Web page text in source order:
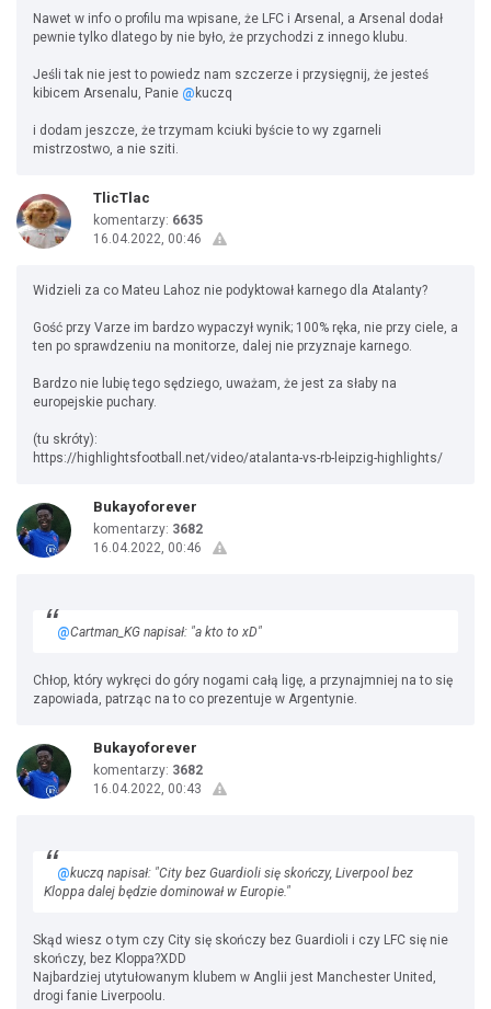
Nawet w info o profilu ma wpisane, że LFC i Arsenal, a Arsenal dodał
pewnie tylko dlatego by nie było, że przychodzi z innego klubu.
Jeśli tak nie jest to powiedz nam szczerze i przysięgnij, że jesteś
kibicem Arsenalu, Panie @ kuczq
i dodam jeszcze, że trzymam kciuki byście to wy zgarneli
mistrzostwo, a nie sziti.
TlicTlac
komentarzy: 6635
16.04.2022, 00:46
Widzieli za co Mateu Lahoz nie podyktował karnego dla Atalanty?
Gość przy Varze im bardzo wypaczył wynik; 100% ręka, nie przy ciele, a
ten po sprawdzeniu na monitorze, dalej nie przyznaje karnego.
Bardzo nie lubię tego sędziego, uważam, że jest za słaby na
europejskie puchary.
(tu skróty):
https://highlightsfootball.net/video/atalanta-vs-rb-leipzig-highlights/
Bukayoforever
komentarzy: 3682
16.04.2022, 00:46
@Cartman_KG napisał: "a kto to xD"
Chłop, który wykręci do góry nogami całą ligę, a przynajmniej na to się
zapowiada, patrząc na to co prezentuje w Argentynie.
Bukayoforever
komentarzy: 3682
16.04.2022, 00:43
@kuczq napisał: "City bez Guardioli się skończy, Liverpool bez
Kloppa dalej będzie dominował w Europie."
Skąd wiesz o tym czy City się skończy bez Guardioli i czy LFC się nie
skończy, bez Kloppa?XDD
Najbardziej utytułowanym klubem w Anglii jest Manchester United,
drogi fanie Liverpoolu.